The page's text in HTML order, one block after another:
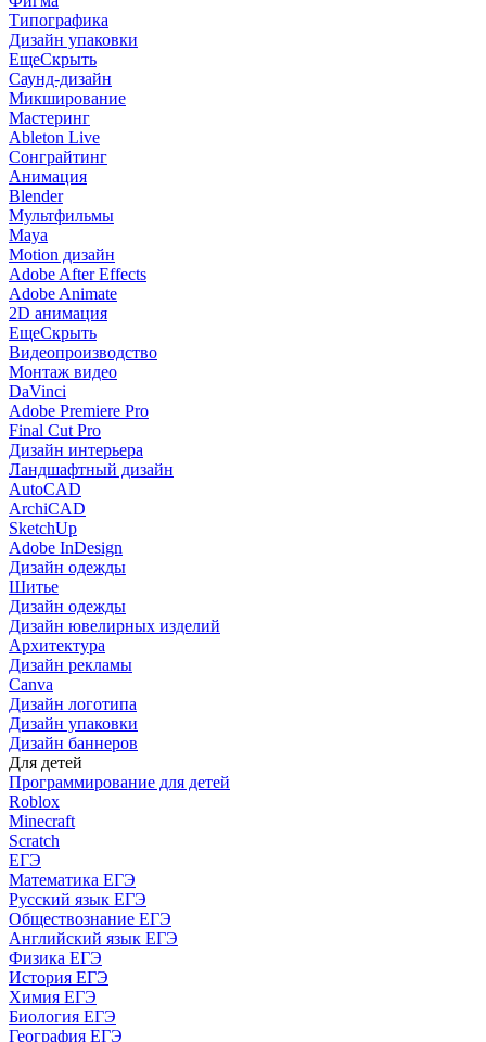
Типографика
Дизайн упаковки
ЕщеСкрыть
Саунд-дизайн
Микширование
Мастеринг
Ableton Live
Сонграйтинг
Анимация
Blender
Мультфильмы
Maya
Motion дизайн
Adobe After Effects
Adobe Animate
2D анимация
ЕщеСкрыть
Видеопроизводство
Монтаж видео
DaVinci
Adobe Premiere Pro
Final Cut Pro
Дизайн интерьера
Ландшафтный дизайн
AutoCAD
ArchiCAD
SketchUp
Adobe InDesign
Дизайн одежды
Шитье
Дизайн одежды
Дизайн ювелирных изделий
Архитектура
Дизайн рекламы
Canva
Дизайн логотипа
Дизайн упаковки
Дизайн баннеров
Для детей
Программирование для детей
Roblox
Minecraft
Scratch
ЕГЭ
Математика ЕГЭ
Русский язык ЕГЭ
Обществознание ЕГЭ
Английский язык ЕГЭ
Физика ЕГЭ
История ЕГЭ
Химия ЕГЭ
Биология ЕГЭ
География ЕГЭ